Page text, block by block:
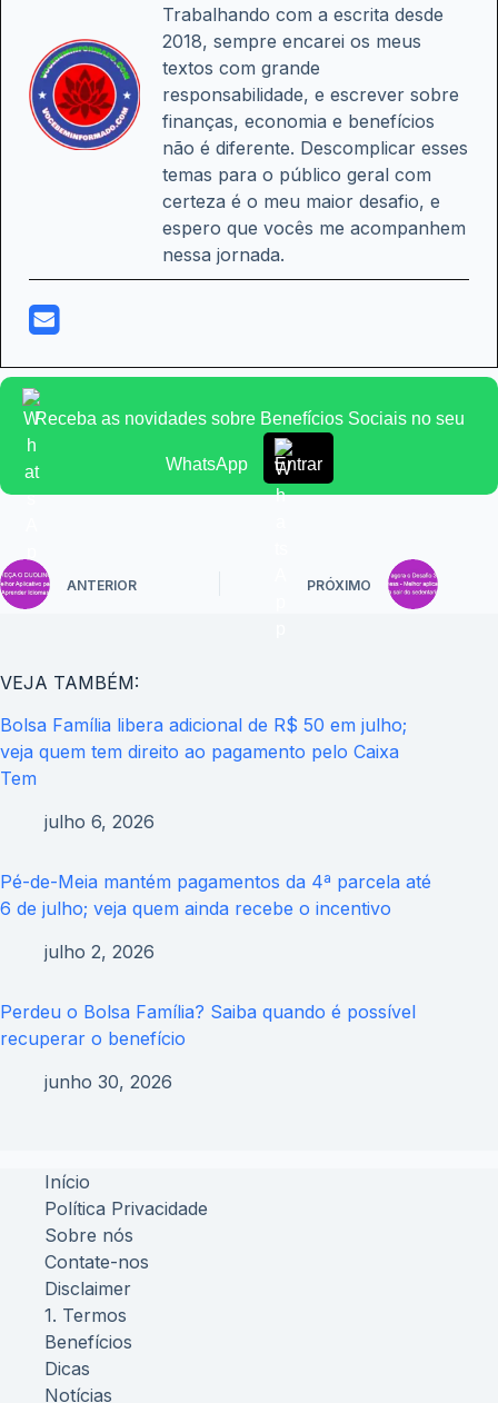
Trabalhando com a escrita desde
2018, sempre encarei os meus
textos com grande
responsabilidade, e escrever sobre
finanças, economia e benefícios
não é diferente. Descomplicar esses
temas para o público geral com
certeza é o meu maior desafio, e
espero que vocês me acompanhem
nessa jornada.
Receba as novidades sobre Benefícios Sociais no seu
WhatsApp Entrar
ANTERIOR PRÓXIMO
VEJA TAMBÉM:
Bolsa Família libera adicional de R$ 50 em julho;
veja quem tem direito ao pagamento pelo Caixa
Tem
julho 6, 2026
Pé-de-Meia mantém pagamentos da 4ª parcela até
6 de julho; veja quem ainda recebe o incentivo
julho 2, 2026
Perdeu o Bolsa Família? Saiba quando é possível
recuperar o benefício
junho 30, 2026
Início
Política Privacidade
Sobre nós
Contate-nos
Disclaimer
1. Termos
Benefícios
Dicas
Notícias